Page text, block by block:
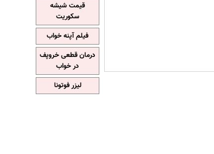
قیمت شیشه
سکوریت
فیلم آپنه خواب
درمان قطعی خروپف
در خواب
لیزر فوتونا